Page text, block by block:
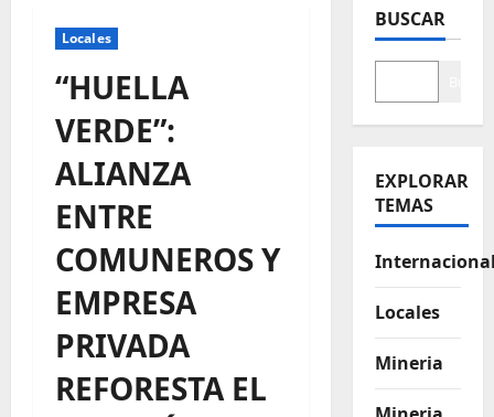
Locales
“HUELLA
VERDE”:
ALIANZA
ENTRE
COMUNEROS Y
EMPRESA
PRIVADA
REFORESTA EL
BUSCAR
EXPLORAR
TEMAS
Locales
Mineria